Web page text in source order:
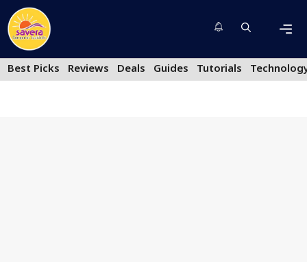
Skip
to
content
Best Picks
Reviews Deals Guides Tutorials